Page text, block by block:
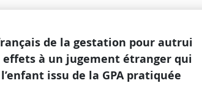
de la gestation pour autrui
à un jugement étranger qui
issu de la GPA pratiquée